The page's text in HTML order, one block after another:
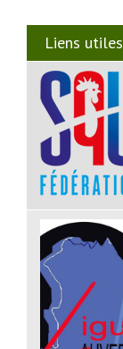
Liens utiles